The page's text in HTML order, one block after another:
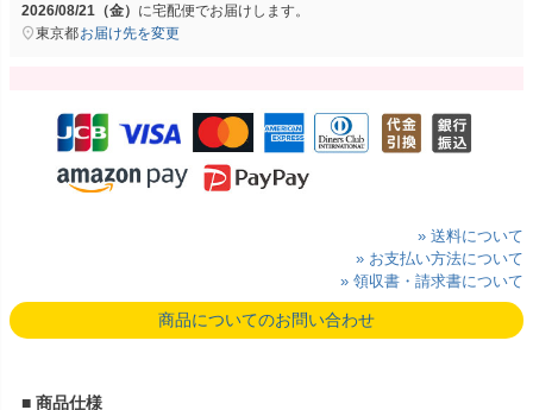
2026/08/21（金） に宅配便でお届けします。
東京都お届け先を変更
» 送料について
» お支払い方法について
» 領収書・請求書について
商品についてのお問い合わせ
■ 商品仕様